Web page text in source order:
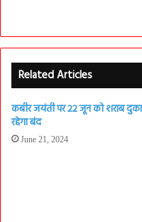
Related Articles
कबीर जयंती पर 22 जून को शराब
रहेगा बंद
June 21, 2024